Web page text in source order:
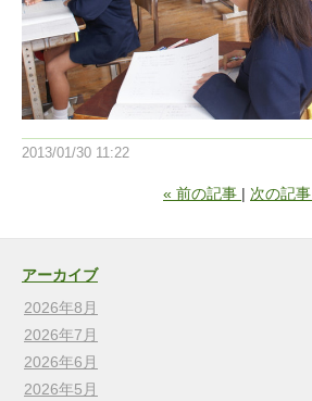
2013/01/30 11:22
« 前の記事 次の記事
アーカイブ
2026年8月
2026年7月
2026年6月
2026年5月